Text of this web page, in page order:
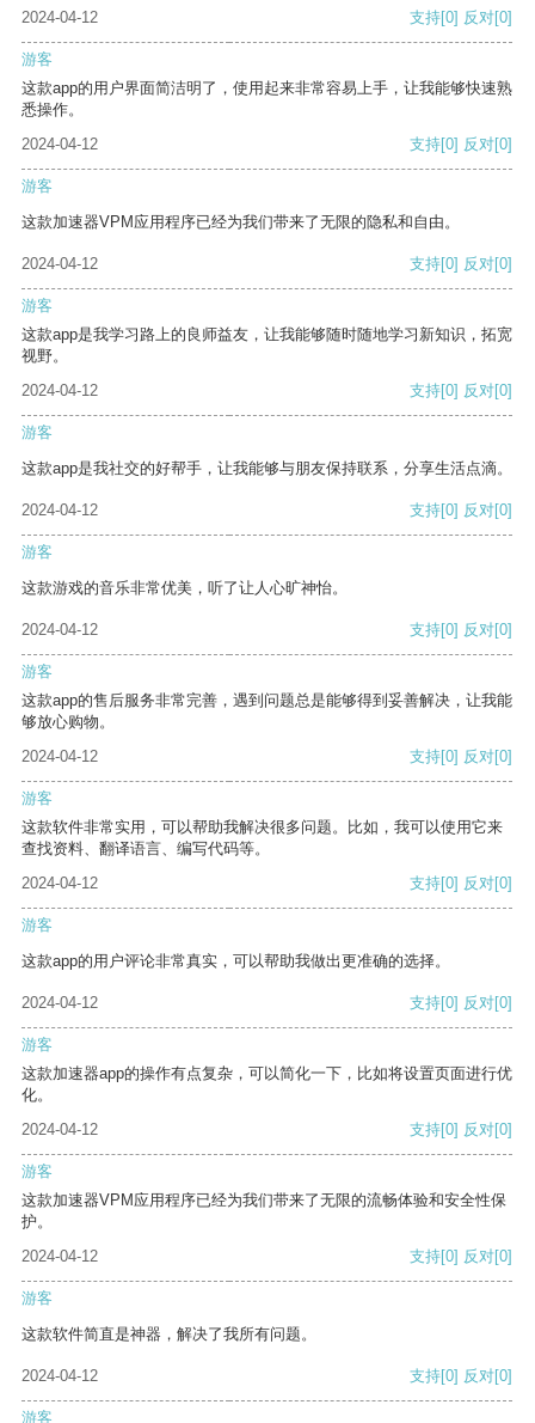
2024-04-12 支持[0] 反对[0]
游客
这款app的用户界面简洁明了，使用起来非常容易上手，让我能够快速熟
悉操作。
2024-04-12
支持[0] 反对[0]
游客
这款加速器VPM应用程序已经为我们带来了无限的隐私和自由。
2024-04-12 支持[0] 反对[0]
游客
这款app是我学习路上的良师益友，让我能够随时随地学习新知识，拓宽
视野。
2024-04-12
支持[0] 反对[0]
游客
这款app是我社交的好帮手，让我能够与朋友保持联系，分享生活点滴。
2024-04-12 支持[0] 反对[0]
游客
这款游戏的音乐非常优美，听了让人心旷神怡。
2024-04-12 支持[0] 反对[0]
游客
这款app的售后服务非常完善，遇到问题总是能够得到妥善解决，让我能
够放心购物。
2024-04-12
支持[0] 反对[0]
游客
这款软件非常实用，可以帮助我解决很多问题。比如，我可以使用它来
查找资料、翻译语言、编写代码等。
2024-04-12
支持[0] 反对[0]
游客
这款app的用户评论非常真实，可以帮助我做出更准确的选择。
2024-04-12 支持[0] 反对[0]
游客
这款加速器app的操作有点复杂，可以简化一下，比如将设置页面进行优
化。
2024-04-12
支持[0] 反对[0]
游客
这款加速器VPM应用程序已经为我们带来了无限的流畅体验和安全性保
护。
2024-04-12
支持[0] 反对[0]
游客
这款软件简直是神器，解决了我所有问题。
2024-04-12 支持[0] 反对[0]
游客